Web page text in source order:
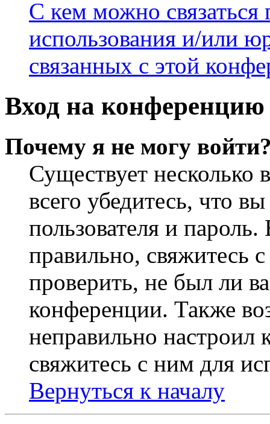
С кем можно связаться
использования и/или
связанных с этой
Вход на конференцию
Почему я не могу
Существует
всего убедитесь, что
пользователя и
правильно, свяжитесь
проверить, не был ли
конференции. Также
неправильно
свяжитесь с ним для
Вернуться к началу